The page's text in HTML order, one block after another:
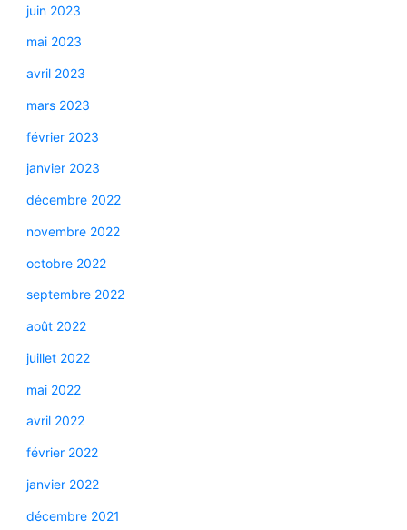
juin 2023
mai 2023
avril 2023
mars 2023
février 2023
janvier 2023
décembre 2022
novembre 2022
octobre 2022
septembre 2022
août 2022
juillet 2022
mai 2022
avril 2022
février 2022
janvier 2022
décembre 2021